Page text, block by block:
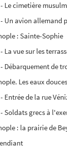
Le cimetière
Un avion allemand
: Sainte-Sophie
La vue sur les
Débarquement de
Les eaux
Entrée de la rue
Soldats grecs à
: la prairie de